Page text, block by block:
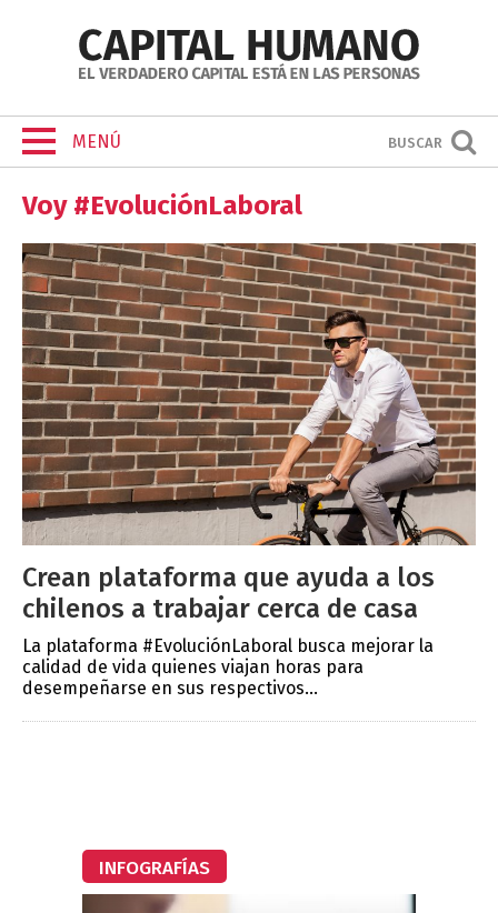
MENÚ BUSCAR
Voy #EvoluciónLaboral
Crean plataforma que ayuda a los
chilenos a trabajar cerca de casa
La plataforma #EvoluciónLaboral busca mejorar la
calidad de vida quienes viajan horas para
desempeñarse en sus respectivos...
INFOGRAFÍAS